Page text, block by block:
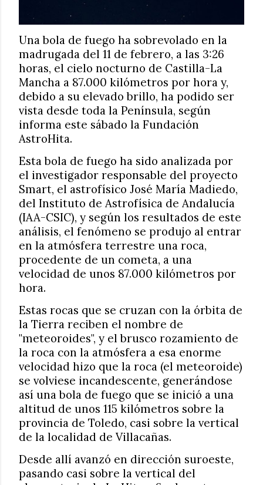
Una bola de fuego ha sobrevolado en la
madrugada del 11 de febrero, a las 3:26
horas, el cielo nocturno de Castilla-La
Mancha a 87.000 kilómetros por hora y,
debido a su elevado brillo, ha podido ser
vista desde toda la Península, según
informa este sábado la Fundación
AstroHita.
Esta bola de fuego ha sido analizada por
el investigador responsable del proyecto
Smart, el astrofísico José María Madiedo,
del Instituto de Astrofísica de Andalucía
(IAA-CSIC), y según los resultados de este
análisis, el fenómeno se produjo al entrar
en la atmósfera terrestre una roca,
procedente de un cometa, a una
velocidad de unos 87.000 kilómetros por
hora.
Estas rocas que se cruzan con la órbita de
la Tierra reciben el nombre de
"meteoroides", y el brusco rozamiento de
la roca con la atmósfera a esa enorme
velocidad hizo que la roca (el meteoroide)
se volviese incandescente, generándose
así una bola de fuego que se inició a una
altitud de unos 115 kilómetros sobre la
provincia de Toledo, casi sobre la vertical
de la localidad de Villacañas.
Desde allí avanzó en dirección suroeste,
pasando casi sobre la vertical del